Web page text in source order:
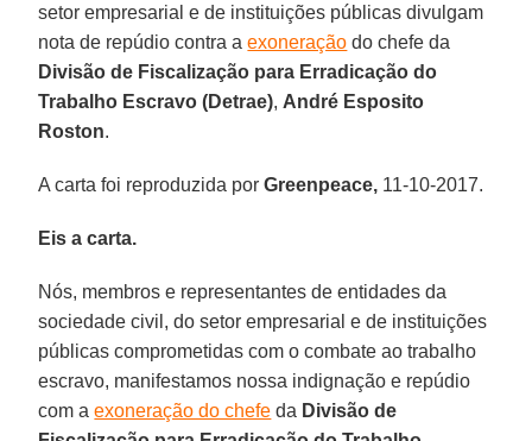
setor empresarial e de instituições públicas divulgam
nota de repúdio contra aexoneração do chefe da
Divisão de Fiscalização para Erradicação do
Trabalho Escravo (Detrae), André Esposito
Roston.
A carta foi reproduzida porGreenpeace, 11-10-2017.
Eis a carta.
Nós, membros e representantes de entidades da
sociedade civil, do setor empresarial e de instituições
públicas comprometidas com o combate ao trabalho
escravo, manifestamos nossa indignação e repúdio
com aexoneração do chefe da Divisão de